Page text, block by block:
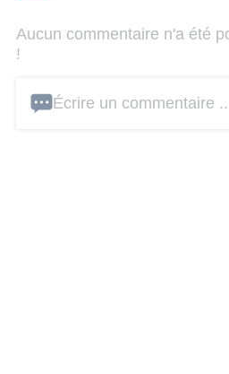
Aucun commentaire n'a été
!
Écrire un commentaire